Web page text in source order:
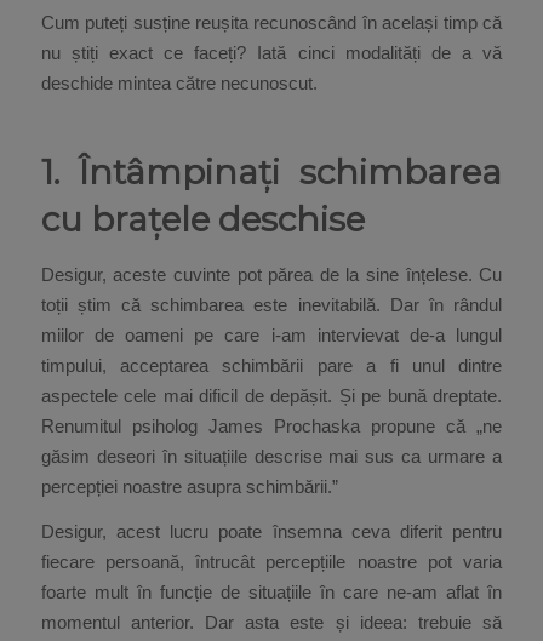
Cum puteți susține reușita recunoscând în același timp că
nu știți exact ce faceți? Iată cinci modalități de a vă
deschide mintea către necunoscut.
1. Întâmpinați schimbarea
cu brațele deschise
Desigur, aceste cuvinte pot părea de la sine înțelese. Cu
toții știm că schimbarea este inevitabilă. Dar în rândul
miilor de oameni pe care i-am intervievat de-a lungul
timpului, acceptarea schimbării pare a fi unul dintre
aspectele cele mai dificil de depășit. Și pe bună dreptate.
Renumitul psiholog James Prochaska propune că „ne
găsim deseori în situațiile descrise mai sus ca urmare a
percepției noastre asupra schimbării.”
Desigur, acest lucru poate însemna ceva diferit pentru
fiecare persoană, întrucât percepțiile noastre pot varia
foarte mult în funcție de situațiile în care ne-am aflat în
momentul anterior. Dar asta este și ideea: trebuie să